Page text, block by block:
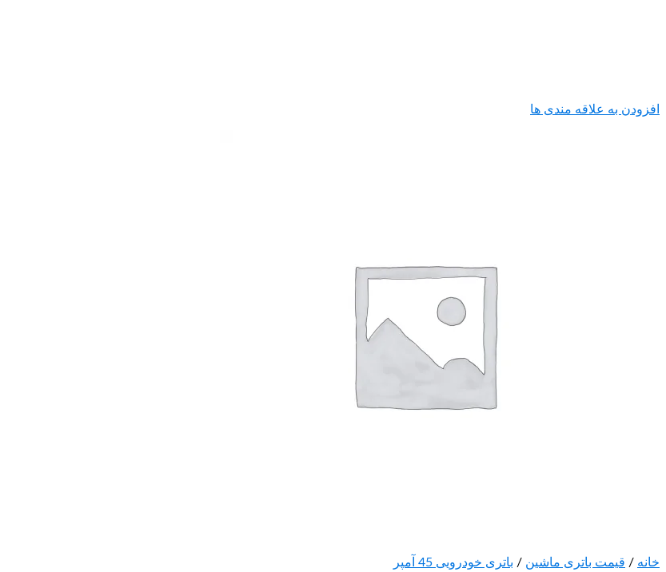
افزودن به علاقه مندی ها
خانه / قیمت باتری ماشین / باتری خودرویی 45 آمپر